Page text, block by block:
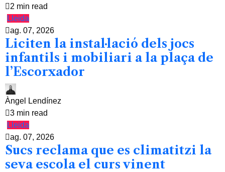
2 min read
Lleida
ag. 07, 2026
Liciten la instal·lació dels jocs
infantils i mobiliari a la plaça de
l’Escorxador
Àngel Lendínez
3 min read
Lleida
ag. 07, 2026
Sucs reclama que es climatitzi la
seva escola el curs vinent